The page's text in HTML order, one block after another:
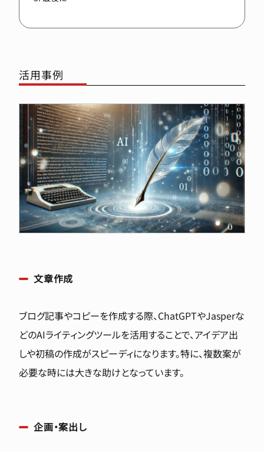
活用事例
文章作成
ブログ記事やコピーを作成する際、ChatGPTやJasperな
どのAIライティングツールを活用することで、アイデア出
しや初稿の作成がスピーディになります。特に、複数案が
必要な時には大きな助けとなっています。
企画・案出し